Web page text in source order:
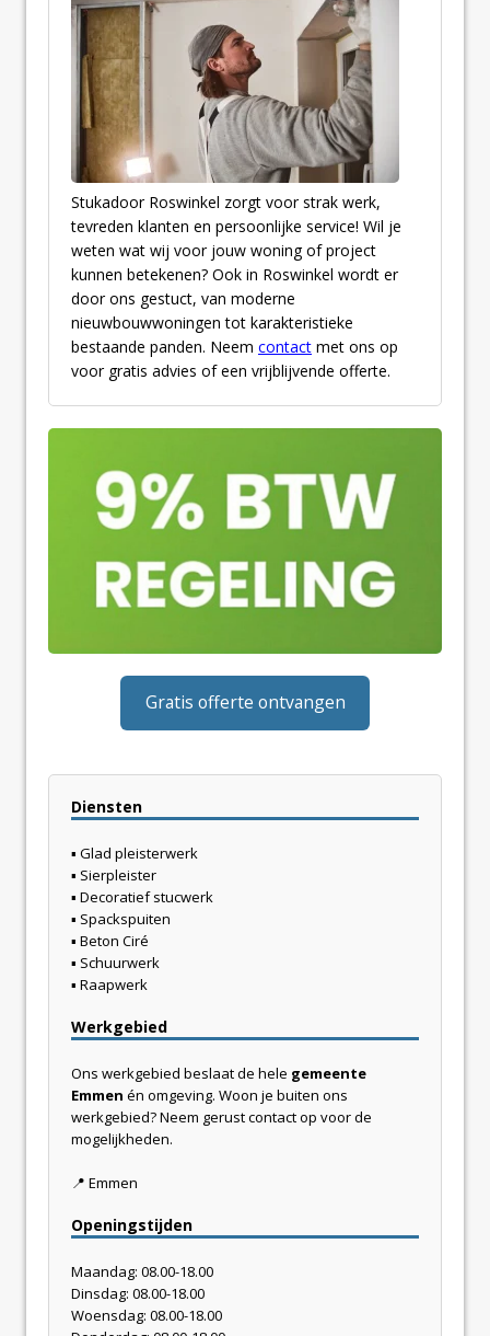
Stukadoor Roswinkel zorgt voor strak werk,
tevreden klanten en persoonlijke service! Wil je
weten wat wij voor jouw woning of project
kunnen betekenen? Ook in Roswinkel wordt er
door ons gestuct, van moderne
nieuwbouwwoningen tot karakteristieke
bestaande panden. Neem contact met ons op
voor gratis advies of een vrijblijvende offerte.
Gratis offerte ontvangen
Diensten
▪ Glad pleisterwerk
▪ Sierpleister
▪ Decoratief stucwerk
▪ Spackspuiten
▪ Beton Ciré
▪ Schuurwerk
▪ Raapwerk
Werkgebied
Ons werkgebied beslaat de hele gemeente
Emmen én omgeving. Woon je buiten ons
werkgebied? Neem gerust contact op voor de
mogelijkheden.
📍 Emmen
Openingstijden
Maandag: 08.00-18.00
Dinsdag: 08.00-18.00
Woensdag: 08.00-18.00